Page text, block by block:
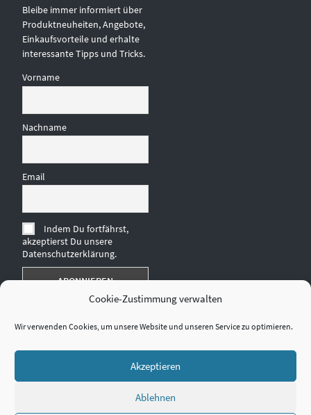
Cookie-Zustimmung verwalten
Wir verwenden Cookies, um unsere Website und unseren Service zu optimieren.
Akzeptieren
Ablehnen
Bleibe immer informiert über
Produktneuheiten, Angebote,
Einkaufsvorteile und erhalte
interessante Tipps und Tricks.
Vorname
Nachname
Email
Indem Du fortfährst,
akzeptierst Du unsere
Datenschutzerklärung.